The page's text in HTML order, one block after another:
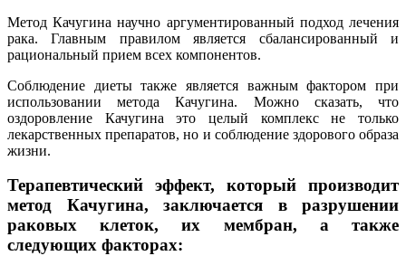
Метод Качугина научно аргументированный подход лечения
рака. Главным правилом является сбалансированный и
рациональный прием всех компонентов.
Соблюдение диеты также является важным фактором при
использовании метода Качугина. Можно сказать, что
оздоровление Качугина это целый комплекс не только
лекарственных препаратов, но и соблюдение здорового образа
жизни.
Терапевтический эффект, который производит
метод Качугина, заключается в разрушении
раковых клеток, их мембран, а также
следующих факторах: